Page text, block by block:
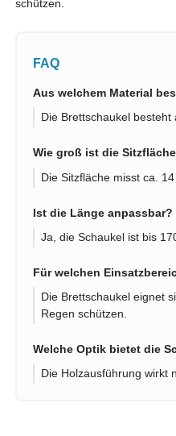
schützen.
FAQ
Aus welchem Material
Die Brettschaukel besteht
Wie groß ist die
Die Sitzfläche misst ca. 14
Ist die Länge anpassbar?
Ja, die Schaukel ist bis
Für welchen
Die Brettschaukel eignet
Regen schützen.
Welche Optik bietet die
Die Holzausführung wirkt